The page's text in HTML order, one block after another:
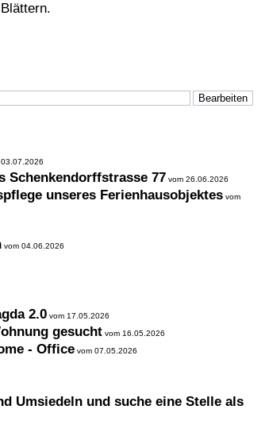
Schenkendorffstrasse 77 vom 26.06.2026
unseres Ferienhausobjektes vom
vom 04.06.2026
2.0 vom 17.05.2026
gesucht vom 16.05.2026
- Office vom 07.05.2026
Umsiedeln und suche eine Stelle als